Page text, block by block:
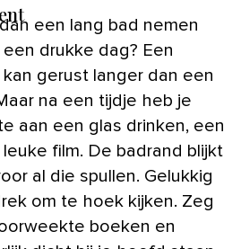
drukke dag? Een
gerust langer dan een
na een tijdje heb je
aan een glas drinken, een
film. De badrand blijkt
al die spullen. Gelukkig
om te hoek kijken. Zeg
boeken en